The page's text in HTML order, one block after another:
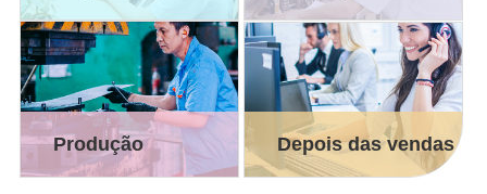
Produção Depois das vendas